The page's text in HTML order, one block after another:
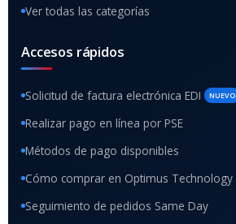
Ver todas las categorías
Accesos rápidos
Solicitud de factura electrónica EDI NUEVO
Realizar pago en línea por PSE
Métodos de pago disponibles
Cómo comprar en Optimus Technology
Seguimiento de pedidos Same Day